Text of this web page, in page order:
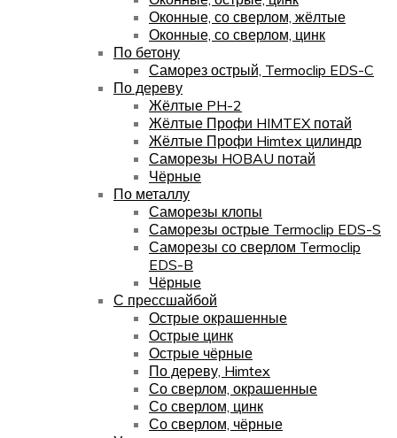
Оконные, со сверлом, жёлтые
Оконные, со сверлом, цинк
По бетону
Саморез острый, Termoclip EDS-C
По дереву
Жёлтые PH-2
Жёлтые Профи HIMTEX потай
Жёлтые Профи Himtex цилиндр
Саморезы HOBAU потай
Чёрные
По металлу
Саморезы клопы
Саморезы острые Termoclip EDS-S
Саморезы со сверлом Termoclip
EDS-B
Чёрные
С прессшайбой
Острые окрашенные
Острые цинк
Острые чёрные
По дереву, Himtex
Со сверлом, окрашенные
Со сверлом, цинк
Со сверлом, чёрные